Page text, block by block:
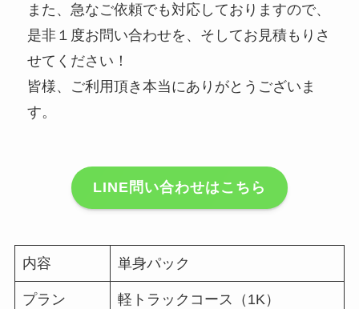
また、急なご依頼でも対応しておりますので、
是非１度お問い合わせを、そしてお見積もりさ
せてください！
皆様、ご利用頂き本当にありがとうございま
す。
LINE問い合わせはこちら
内容 単身パック
プラン 軽トラックコース（1K）